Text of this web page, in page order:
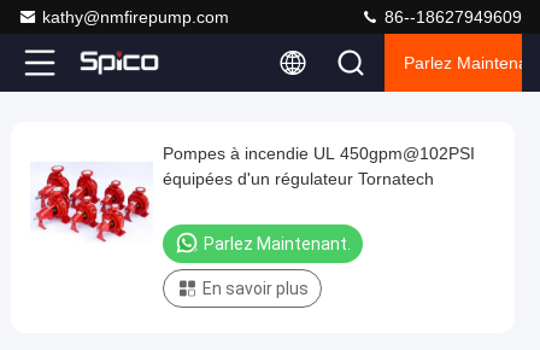
kathy@nmfirepump.com 86--18627949609
Parlez
Video
Pompes
à
incendie
450gpm@102PSI
Pompes à incendie UL 450gpm@102PSI
équipées d'un régulateur Tornatech
Parlez Maintenant.
En savoir plus